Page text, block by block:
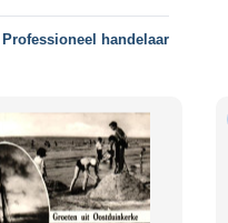
Professioneel handelaar